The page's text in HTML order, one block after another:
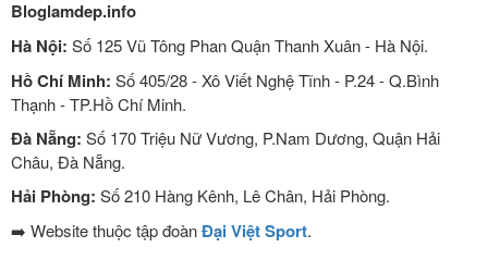
Bloglamdep.info
Hà Nội: Số 125 Vũ Tông Phan Quận Thanh Xuân - Hà Nội.
Hồ Chí Minh: Số 405/28 - Xô Viết Nghệ Tĩnh - P.24 - Q.Bình
Thạnh - TP.Hồ Chí Minh.
Đà Nẵng: Số 170 Triệu Nữ Vương, P.Nam Dương, Quận Hải
Châu, Đà Nẵng.
Hải Phòng: Số 210 Hàng Kênh, Lê Chân, Hải Phòng.
➡️ Website thuộc tập đoànĐại Việt Sport.